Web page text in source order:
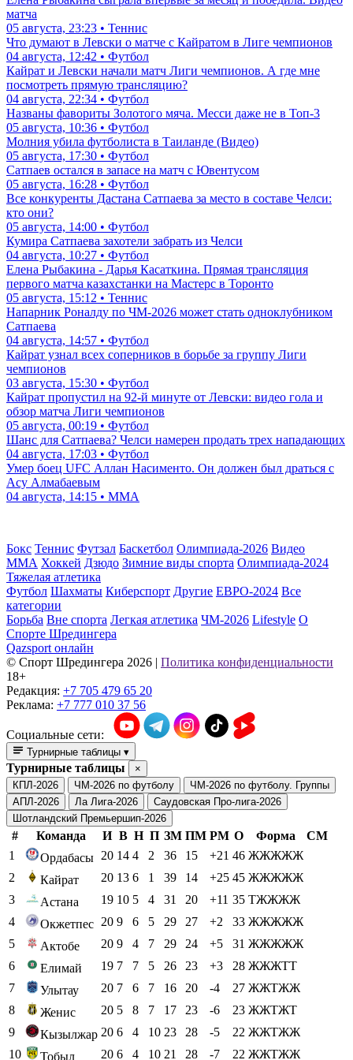
матча
05 августа, 23:23 • Теннис
Что думают в Левски о матче с Кайратом в Лиге чемпионов
04 августа, 12:42 • Футбол
Кайрат и Левски начали матч Лиги чемпионов. А где мне
посмотреть прямую трансляцию?
04 августа, 22:34 • Футбол
Названы фавориты Золотого мяча. Месси даже не в Топ-3
05 августа, 10:36 • Футбол
Молния убила футболиста в Таиланде (Видео)
05 августа, 17:30 • Футбол
Сатпаев остался в запасе на матч с Ювентусом
05 августа, 16:28 • Футбол
Все конкуренты Дастана Сатпаева за место в составе Челси:
кто они?
05 августа, 14:00 • Футбол
Кумира Сатпаева захотели забрать из Челси
04 августа, 10:27 • Футбол
Елена Рыбакина - Дарья Касаткина. Прямая трансляция
первого матча казахстанки на Мастерс в Торонто
05 августа, 15:12 • Теннис
Напарник Роналду по ЧМ-2026 может стать одноклубником
Сатпаева
04 августа, 14:57 • Футбол
Кайрат узнал всех соперников в борьбе за группу Лиги
чемпионов
03 августа, 15:30 • Футбол
Кайрат пропустил на 92-й минуте от Левски: видео гола и
обзор матча Лиги чемпионов
05 августа, 00:19 • Футбол
Шанс для Сатпаева? Челси намерен продать трех нападающих
04 августа, 17:03 • Футбол
Умер боец UFC Аллан Насименто. Он должен был драться с
Асу Алмабаевым
04 августа, 14:15 • ММА
Бокс Теннис Футзал Баскетбол Олимпиада-2026 Видео
ММА Хоккей Дзюдо Зимние виды спорта Олимпиада-2024
Тяжелая атлетика
Футбол Шахматы Киберспорт Другие ЕВРО-2024 Все
категории
Борьба Вне спорта Легкая атлетика ЧМ-2026 Lifestyle О
Спорте Шредингера
Qazsport онлайн
© Cпорт Шредингера 2026 | Политика конфиденциальности
18+
Редакция: +7 705 479 65 20
Реклама: +7 777 010 37 56
Социальные сети:
Турнирные таблицы ▾
Турнирные таблицы
×
КПЛ-2026
ЧМ-2026 по футболу
ЧМ-2026 по футболу. Группы
АПЛ-2026
Ла Лига-2026
Саудовская Про-лига-2026
Шотландский Премьершип-2026
# Команда И В Н П ЗМ ПМ РМ О Форма
СМ
1
Ордабасы 20 14 4 2 36 15 +21 46 ЖЖЖЖЖ
2
Кайрат 20 13 6 1 39 14 +25 45 ЖЖЖЖЖ
3
Астана 19 10 5 4 31 20 +11 35 ТЖЖЖЖ
4
Окжетпес 20 9 6 5 29 27 +2 33 ЖЖЖЖЖ
5
Актобе 20 9 4 7 29 24 +5 31 ЖЖЖЖЖ
6
Елимай 19 7 7 5 26 23 +3 28 ЖЖЖТТ
7
Улытау 20 7 6 7 16 20 -4 27 ЖЖТЖЖ
8
Женис 20 5 8 7 17 23 -6 23 ЖЖТЖТ
9
Кызылжар 20 6 4 10 23 28 -5 22 ЖЖТЖЖ
10
Тобыл 20 6 4 10 21 28 -7 22 ЖЖТЖЖ